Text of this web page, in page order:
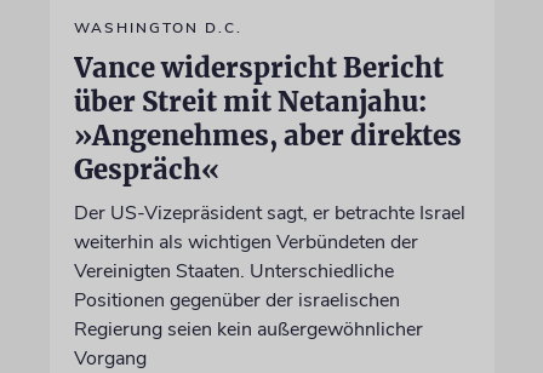
WASHINGTON D.C.
Vance widerspricht Bericht
über Streit mit Netanjahu:
»Angenehmes, aber direktes
Gespräch«
Der US-Vizepräsident sagt, er betrachte Israel
weiterhin als wichtigen Verbündeten der
Vereinigten Staaten. Unterschiedliche
Positionen gegenüber der israelischen
Regierung seien kein außergewöhnlicher
Vorgang